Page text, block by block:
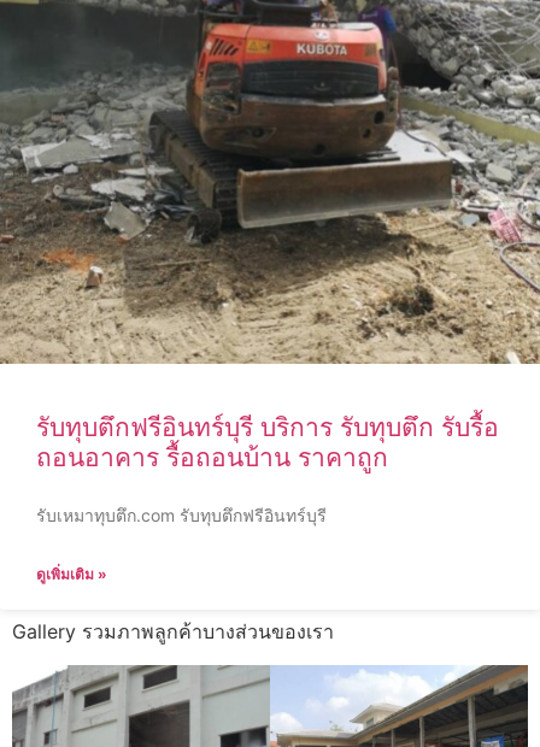
รับทุบตึกฟรีอินทร์บุรี บริการ รับทุบตึก รับรื้อ
ถอนอาคาร รื้อถอนบ้าน ราคาถูก
รับเหมาทุบตึก.com รับทุบตึกฟรีอินทร์บุรี
ดูเพิ่มเติม »
Gallery รวมภาพลูกค้าบางส่วนของเรา